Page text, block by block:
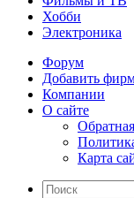
Хобби
Электроника
Форум
Добавить
Компании
О сайте
Карта